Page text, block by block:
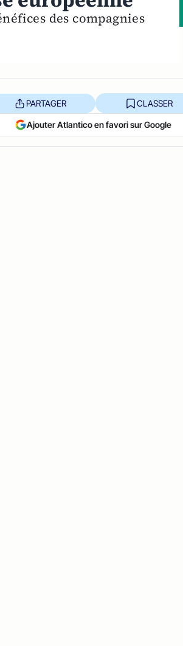
des compagnies
PARTAGER CLASSER
Ajouter Atlantico en favori sur Google